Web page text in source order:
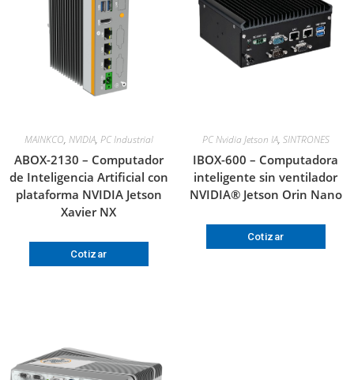
MAINKCO, NVIDIA, PC Industrial
ABOX-2130 – Computador
de Inteligencia Artificial con
plataforma NVIDIA Jetson
Xavier NX
Cotizar
PC Nvidia Jetson IA, SINTRONES
IBOX-600 – Computadora
inteligente sin ventilador
NVIDIA® Jetson Orin Nano
Cotizar